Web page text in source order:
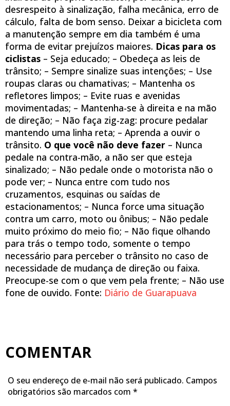
desrespeito à sinalização, falha mecânica, erro de
cálculo, falta de bom senso. Deixar a bicicleta com
a manutenção sempre em dia também é uma
forma de evitar prejuízos maiores. Dicas para os
ciclistas – Seja educado; – Obedeça as leis de
trânsito; – Sempre sinalize suas intenções; – Use
roupas claras ou chamativas; – Mantenha os
refletores limpos; – Evite ruas e avenidas
movimentadas; – Mantenha-se à direita e na mão
de direção; – Não faça zig-zag: procure pedalar
mantendo uma linha reta; – Aprenda a ouvir o
trânsito. O que você não deve fazer – Nunca
pedale na contra-mão, a não ser que esteja
sinalizado; – Não pedale onde o motorista não o
pode ver; – Nunca entre com tudo nos
cruzamentos, esquinas ou saídas de
estacionamentos; – Nunca force uma situação
contra um carro, moto ou ônibus; – Não pedale
muito próximo do meio fio; – Não fique olhando
para trás o tempo todo, somente o tempo
necessário para perceber o trânsito no caso de
necessidade de mudança de direção ou faixa.
Preocupe-se com o que vem pela frente; – Não use
fone de ouvido. Fonte: Diário de Guarapuava
COMENTAR
O seu endereço de e-mail não será publicado. Campos
obrigatórios são marcados com *